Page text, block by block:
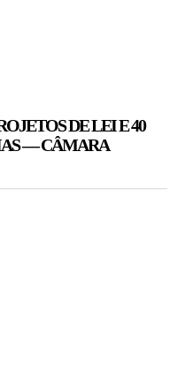
DE LEI E 40
— CÂMARA